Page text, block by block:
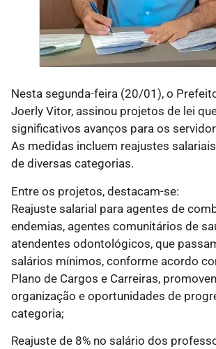
Nesta segunda-feira (20/01), o
Joerly Vitor, assinou projetos de lei
significativos avanços para os
As medidas incluem reajustes
de diversas categorias.
Entre os projetos, destacam-se:
Reajuste salarial para agentes de
endemias, agentes comunitários de
atendentes odontológicos, que
salários mínimos, conforme acordo
Plano de Cargos e Carreiras,
organização e oportunidades de
categoria;
Reajuste de 8% no salário dos